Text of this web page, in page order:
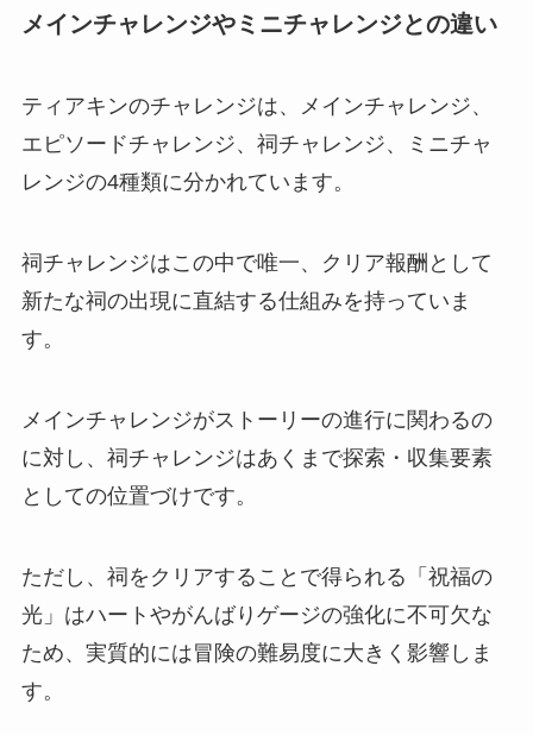
メインチャレンジやミニチャレンジとの違い
ティアキンのチャレンジは、メインチャレンジ、
エピソードチャレンジ、祠チャレンジ、ミニチャ
レンジの4種類に分かれています。
祠チャレンジはこの中で唯一、クリア報酬として
新たな祠の出現に直結する仕組みを持っていま
す。
メインチャレンジがストーリーの進行に関わるの
に対し、祠チャレンジはあくまで探索・収集要素
としての位置づけです。
ただし、祠をクリアすることで得られる「祝福の
光」はハートやがんばりゲージの強化に不可欠な
ため、実質的には冒険の難易度に大きく影響しま
す。